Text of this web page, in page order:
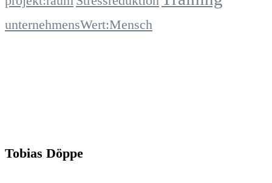
unternehmensWert:Mensch
Tobias Döppe